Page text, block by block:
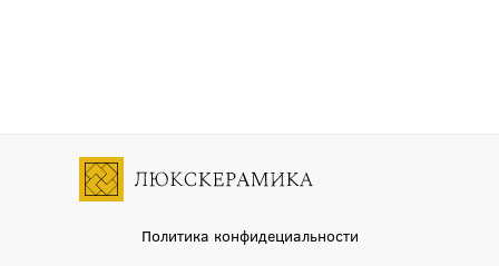
Политика конфидециальности